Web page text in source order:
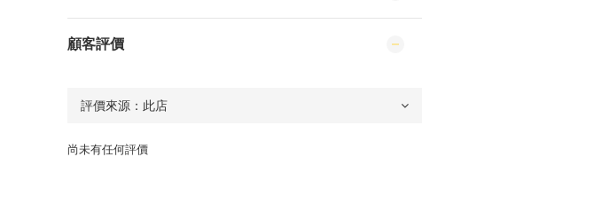
顧客評價
尚未有任何評價